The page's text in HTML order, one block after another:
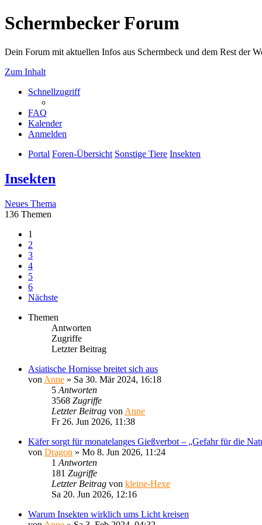
Schermbecker Forum
Dein Forum mit aktuellen Infos aus Schermbeck und dem Rest der
Zum Inhalt
Schnellzugriff
FAQ
Kalender
Anmelden
Portal Foren-Übersicht Sonstige Tiere Insekten
Insekten
Neues Thema
136 Themen
1
2
3
4
5
6
Nächste
Themen
Antworten
Zugriffe
Letzter Beitrag
Asiatische Hornisse breitet sich aus
von Anne » Sa 30. Mär 2024, 16:18
5 Antworten
3568 Zugriffe
Letzter Beitrag von Anne
Fr 26. Jun 2026, 11:38
Käfer sorgt für monatelanges Gießverbot – „Gefahr für die
von Dragon » Mo 8. Jun 2026, 11:24
1 Antworten
181 Zugriffe
Letzter Beitrag von kleine-Hexe
Sa 20. Jun 2026, 12:16
Warum Insekten wirklich ums Licht kreisen